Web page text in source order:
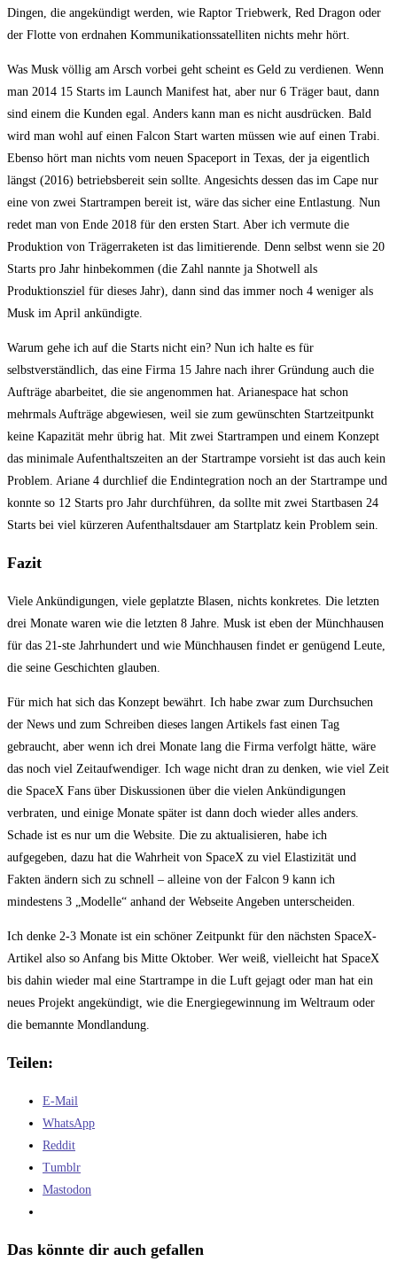
Dingen, die angekündigt werden, wie Raptor Triebwerk, Red Dragon oder
der Flotte von erdnahen Kommunikationssatelliten nichts mehr hört.
Was Musk völlig am Arsch vorbei geht scheint es Geld zu verdienen. Wenn
man 2014 15 Starts im Launch Manifest hat, aber nur 6 Träger baut, dann
sind einem die Kunden egal. Anders kann man es nicht ausdrücken. Bald
wird man wohl auf einen Falcon Start warten müssen wie auf einen Trabi.
Ebenso hört man nichts vom neuen Spaceport in Texas, der ja eigentlich
längst (2016) betriebsbereit sein sollte. Angesichts dessen das im Cape nur
eine von zwei Startrampen bereit ist, wäre das sicher eine Entlastung. Nun
redet man von Ende 2018 für den ersten Start. Aber ich vermute die
Produktion von Trägerraketen ist das limitierende. Denn selbst wenn sie 20
Starts pro Jahr hinbekommen (die Zahl nannte ja Shotwell als
Produktionsziel für dieses Jahr), dann sind das immer noch 4 weniger als
Musk im April ankündigte.
Warum gehe ich auf die Starts nicht ein? Nun ich halte es für
selbstverständlich, das eine Firma 15 Jahre nach ihrer Gründung auch die
Aufträge abarbeitet, die sie angenommen hat. Arianespace hat schon
mehrmals Aufträge abgewiesen, weil sie zum gewünschten Startzeitpunkt
keine Kapazität mehr übrig hat. Mit zwei Startrampen und einem Konzept
das minimale Aufenthaltszeiten an der Startrampe vorsieht ist das auch kein
Problem. Ariane 4 durchlief die Endintegration noch an der Startrampe und
konnte so 12 Starts pro Jahr durchführen, da sollte mit zwei Startbasen 24
Starts bei viel kürzeren Aufenthaltsdauer am Startplatz kein Problem sein.
Fazit
Viele Ankündigungen, viele geplatzte Blasen, nichts konkretes. Die letzten
drei Monate waren wie die letzten 8 Jahre. Musk ist eben der Münchhausen
für das 21-ste Jahrhundert und wie Münchhausen findet er genügend Leute,
die seine Geschichten glauben.
Für mich hat sich das Konzept bewährt. Ich habe zwar zum Durchsuchen
der News und zum Schreiben dieses langen Artikels fast einen Tag
gebraucht, aber wenn ich drei Monate lang die Firma verfolgt hätte, wäre
das noch viel Zeitaufwendiger. Ich wage nicht dran zu denken, wie viel Zeit
die SpaceX Fans über Diskussionen über die vielen Ankündigungen
verbraten, und einige Monate später ist dann doch wieder alles anders.
Schade ist es nur um die Website. Die zu aktualisieren, habe ich
aufgegeben, dazu hat die Wahrheit von SpaceX zu viel Elastizität und
Fakten ändern sich zu schnell – alleine von der Falcon 9 kann ich
mindestens 3 „Modelle“ anhand der Webseite Angeben unterscheiden.
Ich denke 2-3 Monate ist ein schöner Zeitpunkt für den nächsten SpaceX-
Artikel also so Anfang bis Mitte Oktober. Wer weiß, vielleicht hat SpaceX
bis dahin wieder mal eine Startrampe in die Luft gejagt oder man hat ein
neues Projekt angekündigt, wie die Energiegewinnung im Weltraum oder
die bemannte Mondlandung.
Teilen:
E-Mail
WhatsApp
Reddit
Tumblr
Mastodon
Das könnte dir auch gefallen